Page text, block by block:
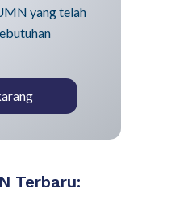
yang telah
Terbaru: